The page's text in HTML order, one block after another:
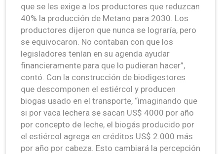
que se les exige a los productores que reduzcan
40% la producción de Metano para 2030. Los
productores dijeron que nunca se lograría, pero
se equivocaron. No contaban con que los
legisladores tenían en su agenda ayudar
financieramente para que lo pudieran hacer”,
contó. Con la construcción de biodigestores
que descomponen el estiércol y producen
biogas usado en el transporte, “imaginando que
si por vaca lechera se sacan US$ 4000 por año
por concepto de leche, el biogás producido por
el estiércol agrega en créditos US$ 2.000 más
por año por cabeza. Esto cambiará la percepción